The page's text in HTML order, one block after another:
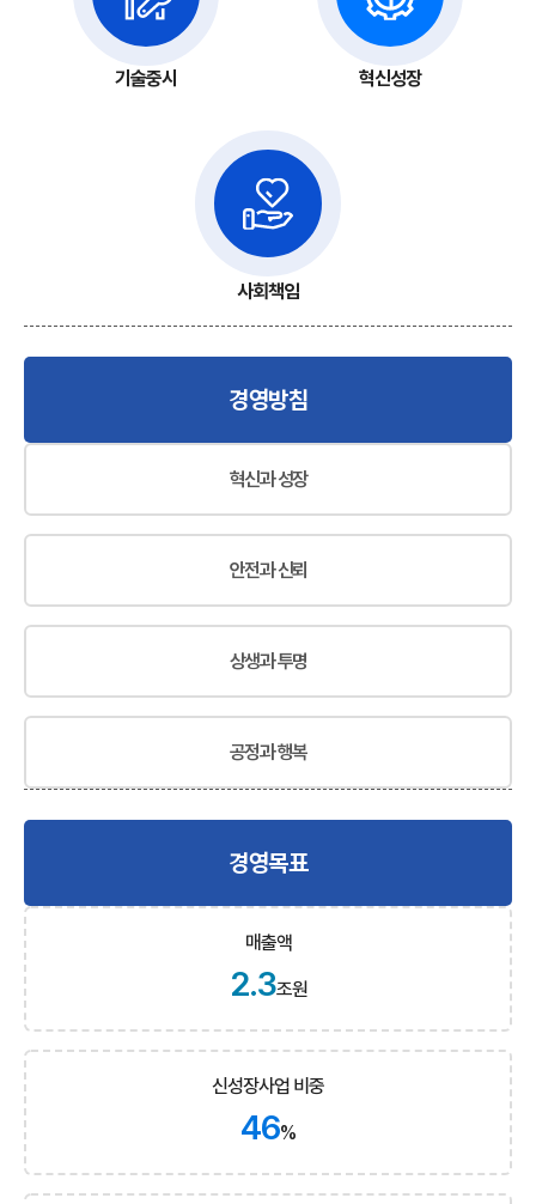
기술중시 혁신성장
사회책임
경영방침
혁신과 성장
안전과 신뢰
상생과 투명
공정과 행복
경영목표
매출액
2.3조원
신성장사업 비중
46%